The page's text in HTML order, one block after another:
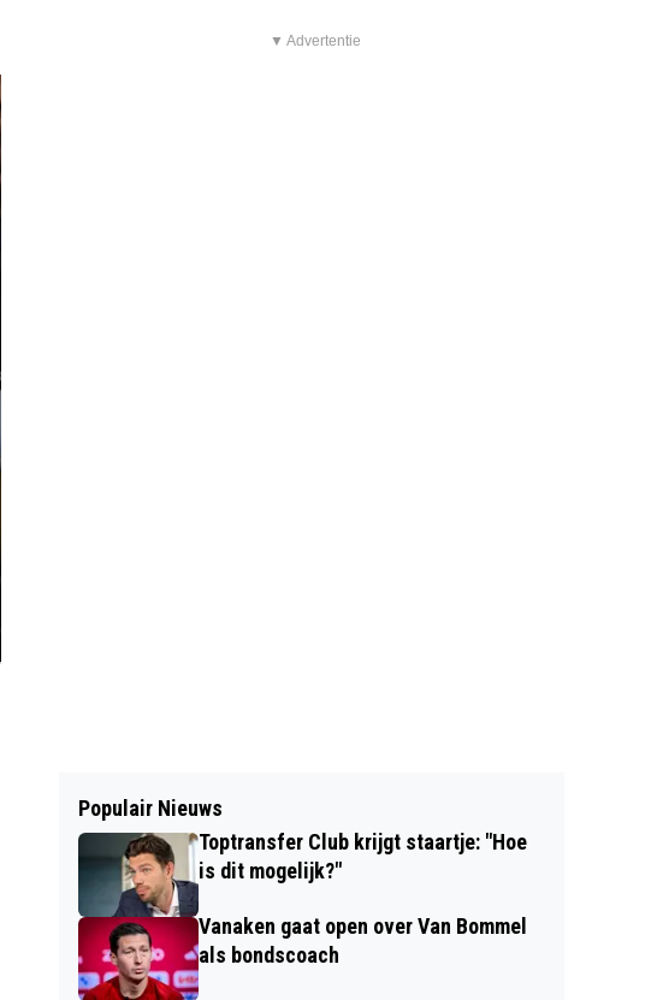
▼ Advertentie
Populair Nieuws
Toptransfer Club krijgt staartje: "Hoe
is dit mogelijk?"
Vanaken gaat open over Van Bommel
als bondscoach